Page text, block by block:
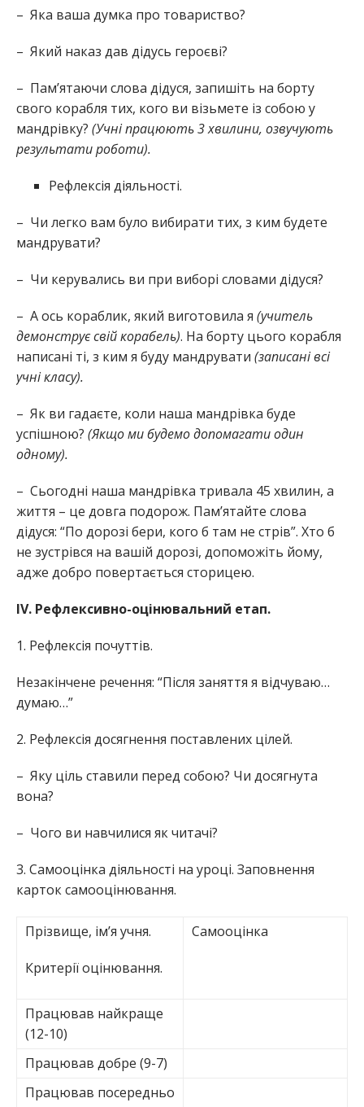
– Яка ваша думка про товариство?
– Який наказ дав дідусь героєві?
– Пам’ятаючи слова дідуся, запишіть на борту
свого корабля тих, кого ви візьмете із собою у
мандрівку? (Учні працюють 3 хвилини, озвучують
результати роботи).
Рефлексія діяльності.
– Чи легко вам було вибирати тих, з ким будете
мандрувати?
– Чи керувались ви при виборі словами дідуся?
– А ось кораблик, який виготовила я (учитель
демонструє свій корабель). На борту цього корабля
написані ті, з ким я буду мандрувати (записані всі
учні класу).
– Як ви гадаєте, коли наша мандрівка буде
успішною? (Якщо ми будемо допомагати один
одному).
– Сьогодні наша мандрівка тривала 45 хвилин, а
життя – це довга подорож. Пам’ятайте слова
дідуся: “По дорозі бери, кого б там не стрів”. Хто б
не зустрівся на вашій дорозі, допоможіть йому,
адже добро повертається сторицею.
IV. Рефлексивно-оцінювальний етап.
1. Рефлексія почуттів.
Незакінчене речення: “Після заняття я відчуваю…
думаю…”
2. Рефлексія досягнення поставлених цілей.
– Яку ціль ставили перед собою? Чи досягнута
вона?
– Чого ви навчилися як читачі?
3. Самооцінка діяльності на уроці. Заповнення
карток самооцінювання.
Прізвище, ім’я учня.
Критерії оцінювання.
Самооцінка
Працював найкраще
(12-10)
Працював добре (9-7)
Працював посередньо